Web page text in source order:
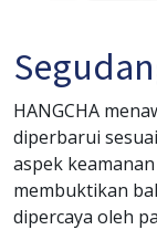
HANGCHA
diperbarui
aspek
membuktikan
dipercaya oleh